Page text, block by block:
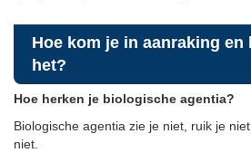
Hoe kom je in aanraking en
het?
Hoe herken je biologische agentia?
Biologische agentia zie je niet, ruik je
niet.